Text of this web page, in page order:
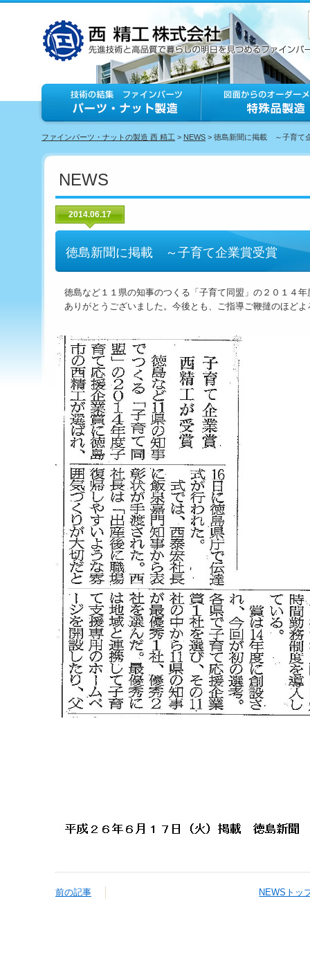
ファインパーツ・ナットの製造 西 精工 > NEWS > 徳島新聞に掲載 ～子育て
NEWS
2014.06.17
徳島新聞に掲載 ～子育て企業賞受賞
徳島など１１県の知事のつくる「子育て同盟」の２０１４
ありがとうございました。今後とも、ご指導ご鞭撻のほど
前の記事 NEWSトッ